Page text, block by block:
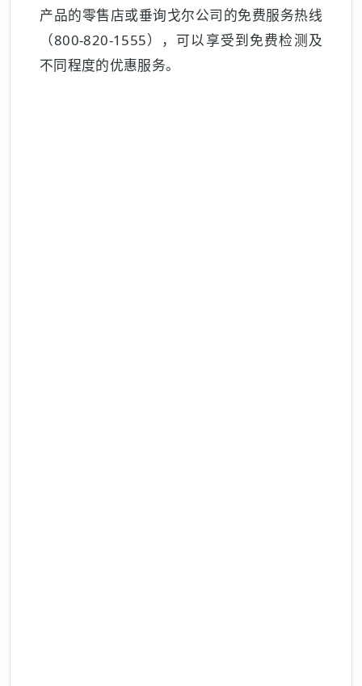
产品的零售店或垂询戈尔公司的免费服务热线
（800-820-1555），可以享受到免费检测及
不同程度的优惠服务。